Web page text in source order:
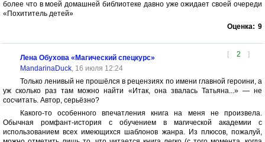
более что в моей домашней библиотеке давно уже ожидает своей очереди
«Похититель детей»
Оценка: 9
[ 2 ]
Лена Обухова «Магический спецкурс»
MandarinaDuck, 16 июля 12:24
Только ленивый не прошёлся в рецензиях по имени главной героини, а
уж сколько раз там можно найти «Итак, она звалась Татьяна...» — не
сосчитать. Автор, серьёзно?
Какого-то особенного впечатления книга на меня не произвела.
Обычная ромфант-история с обучением в магической академии с
использованием всех имеющихся шаблонов жанра. Из плюсов, пожалуй,